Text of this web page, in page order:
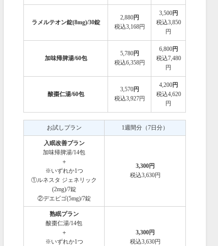
ラメルテオン錠(8mg)/30錠
2,880円
税込3,168円
3,500円
税込3,850
円
加味帰脾湯/60包
5,780円
税込6,358円
6,800円
税込7,480
円
酸棗仁湯/60包
3,570円
税込3,927円
4,200円
税込4,620
円
お試しプラン 1週間分（7日分）
入眠改善プラン
加味帰脾湯/14包
＋
※いずれか1つ
①ルネスタ ジェネリック
(2mg)/7錠
②デエビゴ(5mg)/7錠
3,300円
税込3,630円
熟眠プラン
酸棗仁湯/14包
＋
※いずれか1つ
3,300円
税込3,630円